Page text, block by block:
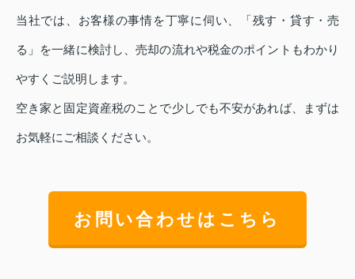
当社では、お客様の事情を丁寧に伺い、「残す・貸す・売
る」を一緒に検討し、売却の流れや税金のポイントもわかり
やすくご説明します。
空き家と固定資産税のことで少しでも不安があれば、まずは
お気軽にご相談ください。
お問い合わせはこちら